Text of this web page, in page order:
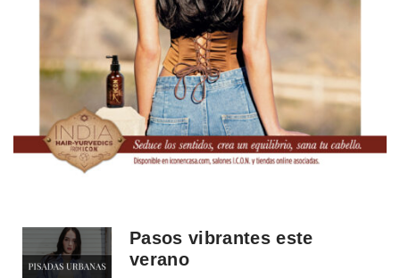
Pasos vibrantes este
verano